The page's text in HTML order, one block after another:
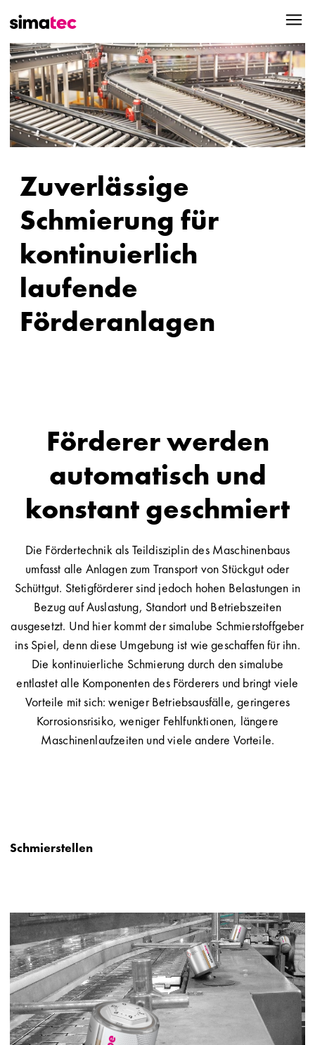
Zuverlässige
Schmierung für
kontinuierlich
laufende
Förderanlagen
Förderer werden
automatisch und
konstant geschmiert
Die Fördertechnik als Teildisziplin des Maschinenbaus
umfasst alle Anlagen zum Transport von Stückgut oder
Schüttgut. Stetigförderer sind jedoch hohen Belastungen in
Bezug auf Auslastung, Standort und Betriebszeiten
ausgesetzt. Und hier kommt der simalube Schmierstoffgeber
ins Spiel, denn diese Umgebung ist wie geschaffen für ihn.
Die kontinuierliche Schmierung durch den simalube
entlastet alle Komponenten des Förderers und bringt viele
Vorteile mit sich: weniger Betriebsausfälle, geringeres
Korrosionsrisiko, weniger Fehlfunktionen, längere
Maschinenlaufzeiten und viele andere Vorteile.
Schmierstellen